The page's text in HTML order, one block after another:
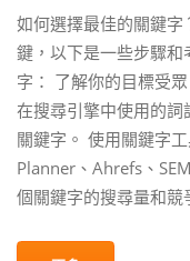
如何選擇最佳的關鍵字
鍵，以下是一些步驟
字： 了解你的目標受
在搜尋引擎中使用的
關鍵字。 使用關鍵字
Planner、Ahrefs、
個關鍵字的搜尋量和競